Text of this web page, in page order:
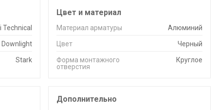
Technical
Downlight
Stark
Цвет и материал
Материал арматуры Алюминий
Цвет Черный
Форма монтажного
отверстия
Круглое
Дополнительно